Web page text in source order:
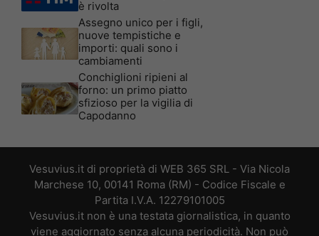
è rivolta
Assegno unico per i figli,
nuove tempistiche e
importi: quali sono i
cambiamenti
Conchiglioni ripieni al
forno: un primo piatto
sfizioso per la vigilia di
Capodanno
Vesuvius.it di proprietà di WEB 365 SRL - Via Nicola
Marchese 10, 00141 Roma (RM) - Codice Fiscale e
Partita I.V.A. 12279101005
Vesuvius.it non è una testata giornalistica, in quanto
viene aggiornato senza alcuna periodicità. Non può